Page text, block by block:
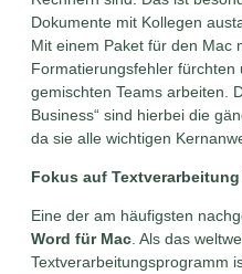
Dokumente mit Kollegen
Mit einem Paket für den Mac
Formatierungsfehler fürchten
gemischten Teams arbeiten.
Business“ sind hierbei die
da sie alle wichtigen
Fokus auf
Eine der am häufigsten
Word für Mac . Als das
Textverarbeitungsprogramm